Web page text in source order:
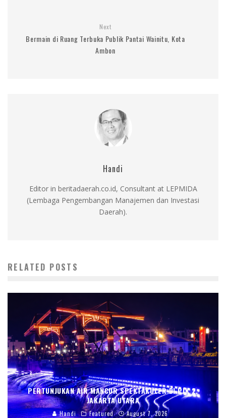
Next
Bermain di Ruang Terbuka Publik Pantai Wainitu, Kota
Ambon
Handi
Editor in beritadaerah.co.id, Consultant at LEPMIDA
(Lembaga Pengembangan Manajemen dan Investasi
Daerah).
RELATED POSTS
PERTUNJUKAN AIR MANCUR SPEKTAKULER DI PIK 2,
JAKARTA UTARA
Handi Featured August 7, 2026